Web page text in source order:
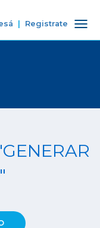
Registrate